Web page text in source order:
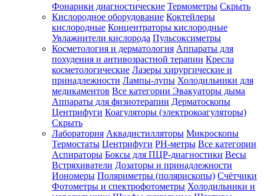
Фонарики диагностические Термометры Скрыть
Кислородное оборудование Коктейлеры
кислородные Концентраторы кислородные
Увлажнители кислорода Пульсоксиметры
Косметология и дерматология Аппараты для
похудения и антивозрастной терапии Кресла
косметологические Лазеры хирургические и
принадлежности Лампы-лупы Холодильники для
медикаментов Все категории Эвакуаторы дыма
Аппараты для физиотерапии Дерматоскопы
Центрифуги Коагуляторы (электрокоагуляторы)
Скрыть
Лаборатория Аквадистилляторы Микроскопы
Термостаты Центрифуги PH-метры Все категории
Аспираторы Боксы для ПЦР-диагностики Весы
Встряхиватели Дозаторы и принадлежности
Иономеры Поляриметры (полярископы) Счётчики
Фотометры и спектрофотометры Холодильники и